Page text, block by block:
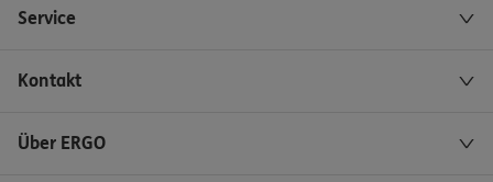
Service
Kontakt
Über ERGO